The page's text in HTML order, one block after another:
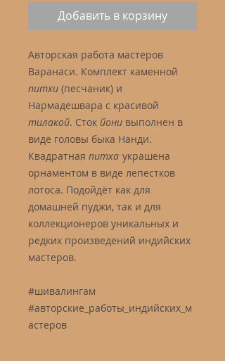
Добавить в корзину
Авторская работа мастеров
Варанаси. Комплект каменной
питхи (песчаник) и
Нармадешвара с красивой
тилакой. Сток йони выполнен в
виде головы быка Нанди.
Квадратная питха украшена
орнаментом в виде лепестков
лотоса. Подойдёт как для
домашней пуджи, так и для
коллекционеров уникальных и
редких произведений индийских
мастеров.
#шивалингам
#авторские_работы_индийских_м
астеров